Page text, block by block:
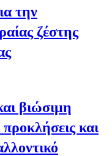
την
ζέστης
βιώσιμη
και